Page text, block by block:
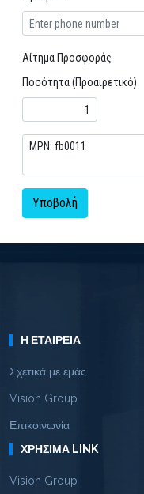
Αίτημα Προσφοράς
Ποσότητα (Προαιρετικό)
Υποβολή
Η ΕΤΑΙΡΕΊΑ
Σχετικά με εμάς
Vision Group
Επικοινωνία
ΧΡΉΣΙΜΑ LINK
Vision Group